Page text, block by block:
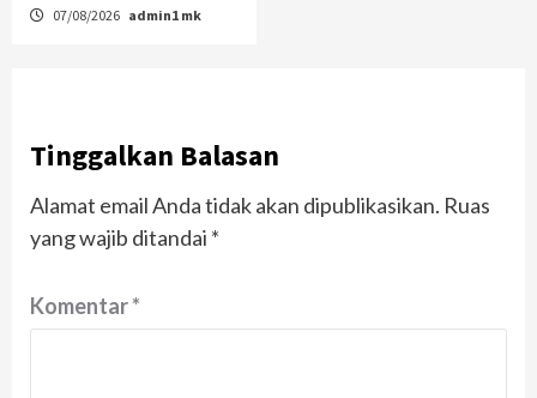
07/08/2026 admin1 mk
Tinggalkan Balasan
Alamat email Anda tidak akan dipublikasikan. Ruas
yang wajib ditandai *
Komentar*